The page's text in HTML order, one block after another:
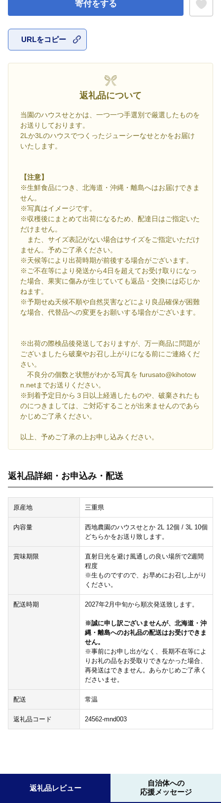
寄付をする
URLをコピー
返礼品について
当園のハウスせとかは、一つ一つ手選別で厳選したものを
お送りしております。
2Lか3Lのハウスでつくったジューシーなせとかをお届け
いたします。
【注意】
※生鮮食品につき、北海道・沖縄・離島へはお届けできま
せん。
※写真はイメージです。
※収穫後にまとめて出荷になるため、配達日はご指定いた
だけません。
また、サイズ表記がない場合はサイズをご指定いただけ
ません。予めご了承ください。
※天候等により出荷時期が前後する場合がございます。
※ご不在等により発送から4日を超えてお受け取りになっ
た場合、果実に傷みが生じていても返品・交換には応じか
ねます。
※予期せぬ天候不順や自然災害などにより良品確保が困難
な場合、代替品への変更をお願いする場合がございます。
※出荷の際検品後発送しておりますが、万一商品に問題が
ございましたら破棄やお召し上がりになる前にご連絡くだ
さい。
不良分の個数と状態がわかる写真を furusato@kihotow
n.netまでお送りください。
※到着予定日から３日以上経過したものや、破棄されたも
のにつきましては、ご対応することが出来ませんのであら
かじめご了承ください。
以上、予めご了承の上お申し込みください。
返礼品詳細・お申込み・配送
原産地 三重県
内容量
西地農園のハウスせとか 2L 12個 / 3L 10個
どちらかをお送り致します。
賞味期限
直射日光を避け風通しの良い場所で2週間
程度
※生ものですので、お早めにお召し上がり
ください。
配送時期 2027年2月中旬から順次発送致します。
※誠に申し訳ございませんが、北海道・沖
縄・離島へのお礼品の配送はお受けできま
せん。
※事前にお申し出がなく、長期不在等によ
りお礼の品をお受取りできなかった場合、
再発送はできません。あらかじめご了承く
ださいませ。
配送 常温
返礼品コード 24562-mnd003
返礼品レビュー
自治体への
応援メッセージ